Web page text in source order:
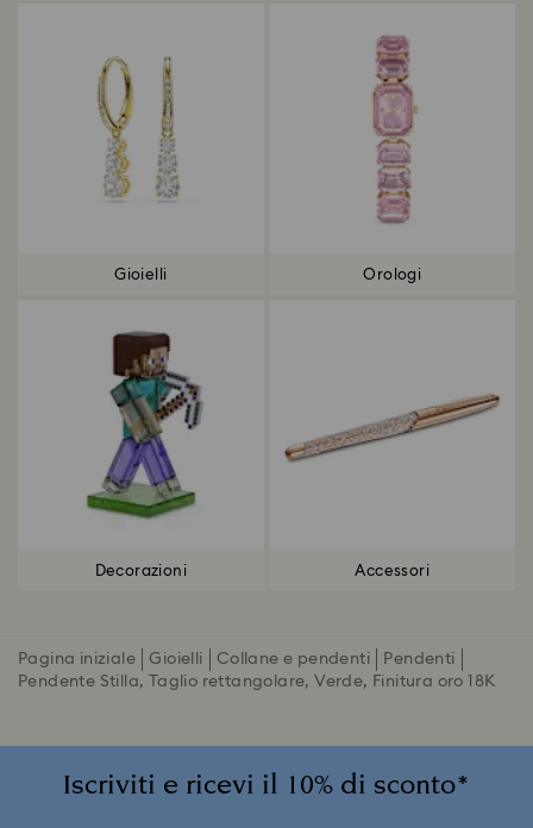
Gioielli Orologi
Decorazioni Accessori
Pagina iniziale Gioielli Collane e pendenti
Pendenti
Pendente Stilla, Taglio rettangolare, Verde, Finitura oro 18K
Iscriviti e ricevi il 10% di sconto*